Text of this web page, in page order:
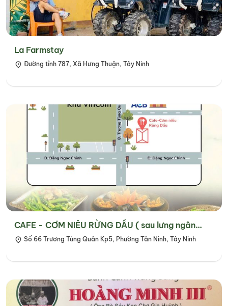
La Farmstay
Đường tỉnh 787, Xã Hưng Thuận, Tây Ninh
CAFE - CƠM NIÊU RỪNG DẦU ( sau lưng ngân
hàng ACB )
Số 66 Trương Tùng Quân Kp5, Phường Tân Ninh, Tây Ninh